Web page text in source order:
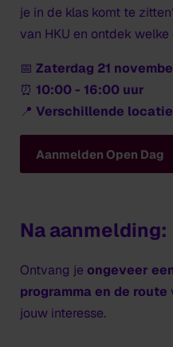
je in de klas komt te
van HKU en ontdek
📅 Zaterdag 21
⏰ 10:00 - 16:00 uur
📍 Verschillende
Aanmelden Open Dag
Na aanmelding:
Ontvang je ongeveer
programma en de route
jouw interesse.